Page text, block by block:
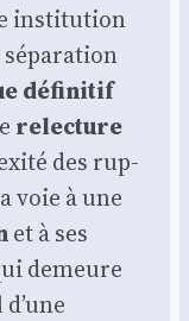
ins­ti­tu­tion
défi­ni­tif
relec­ture
des rup­
voie à une
et à ses
demeure